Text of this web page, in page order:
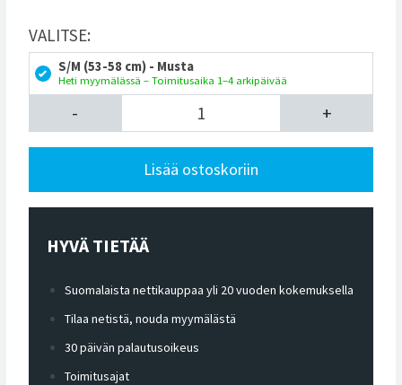
VALITSE:
S/M (53-58 cm) - Musta
Heti myymälässä – Toimitusaika 1–4 arkipäivää
- +
Lisää ostoskoriin
HYVÄ TIETÄÄ
Suomalaista nettikauppaa yli 20 vuoden kokemuksella
Tilaa netistä, nouda myymälästä
30 päivän palautusoikeus
Toimitusajat